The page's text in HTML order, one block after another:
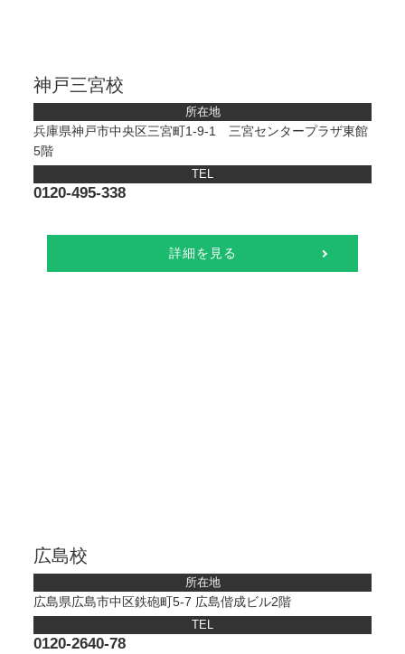
神戸三宮校
所在地
兵庫県神戸市中央区三宮町1-9-1 三宮センタープラザ東館
5階
TEL
0120-495-338
詳細を見る
広島校
所在地
広島県広島市中区鉄砲町5-7 広島偕成ビル2階
TEL
0120-2640-78